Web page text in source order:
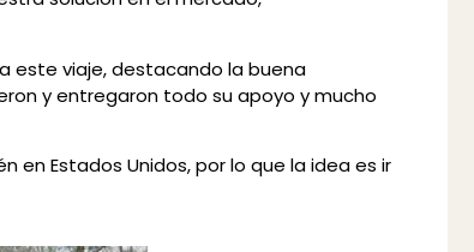
este viaje, destacando la buena
y entregaron todo su apoyo y mucho
en Estados Unidos, por lo que la idea es ir